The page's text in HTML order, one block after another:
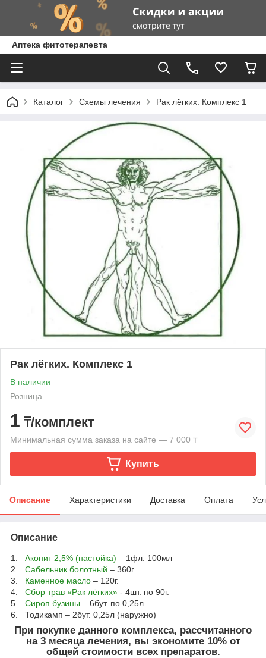
Аптека фитотерапевта
Каталог Схемы лечения Рак лёгких. Комплекс 1
Рак лёгких. Комплекс 1
В наличии
Розница
1 ₸/комплект
Минимальная сумма заказа на сайте — 7 000 ₸
Купить
Описание Характеристики Доставка Оплата
Описание
1. Аконит 2,5% (настойка) – 1фл. 100мл
2. Сабельник болотный – 360г.
3. Каменное масло – 120г.
4. Сбор трав «Рак лёгких» - 4шт. по 90г.
5. Сироп бузины – 6бут. по 0,25л.
6. Тодикамп – 2бут. 0,25л (наружно)
При покупке данного комплекса, рассчитанного
на 3 месяца лечения, вы экономите 10% от
общей стоимости всех препаратов.